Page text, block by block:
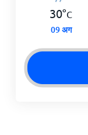
30°C
09 अग